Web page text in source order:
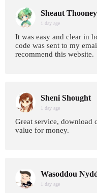
Sheaut Thooney
1 day age
It was easy and clear in
code was sent to my
recommend this website.
Sheni Shought
1 day age
Great service, download
value for money.
Wasoddou
1 day age